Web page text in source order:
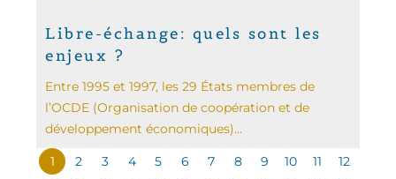
Libre-échange: quels sont les
enjeux ?
Entre 1995 et 1997, les 29 États membres de
l’OCDE (Organisation de coopération et de
développement économiques)...
1 2 3 4 5 6 7 8 9 10 11
12